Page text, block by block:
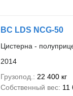
BC LDS NCG-50
Цистерна -
2014
Грузопод.
22 400 кг
Собственный вес 11